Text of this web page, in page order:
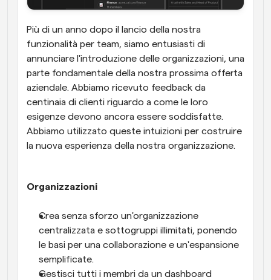
Più di un anno dopo il lancio della nostra
funzionalità per team, siamo entusiasti di
annunciare l'introduzione delle organizzazioni, una
parte fondamentale della nostra prossima offerta
aziendale. Abbiamo ricevuto feedback da
centinaia di clienti riguardo a come le loro
esigenze devono ancora essere soddisfatte.
Abbiamo utilizzato queste intuizioni per costruire
la nuova esperienza della nostra organizzazione.
Organizzazioni
Crea senza sforzo un'organizzazione
centralizzata e sottogruppi illimitati, ponendo
le basi per una collaborazione e un'espansione
semplificate.
Gestisci tutti i membri da un dashboard